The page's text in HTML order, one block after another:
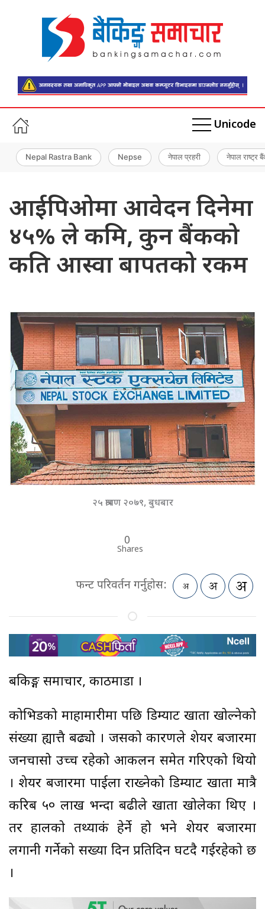
Unicode
Nepal Rastra Bank Nepse नेपाल प्रहरी नेपाल राष्ट्र
आईपिओमा आवेदन दिनेमा
४५% ले कमि, कुन बैंकको
कति आस्वा बापतको रकम
२५ श्रावण २०७९, बुधबार
0
Shares
फन्ट परिवर्तन गर्नुहोस:
बैंकिङ्ग समाचार, काठमाडौं ।
कोभिडको माहामारीमा पछि डिम्याट खाता खोल्नेको
संख्या ह्यात्तै बढ्यो । जसको कारणले शेयर बजारमा
जनचासो उच्च रहेको आकलन समेत गरिएको थियो
। शेयर बजारमा पाईला राख्नेको डिम्याट खाता मात्रै
करिब ५० लाख भन्दा बढीले खाता खोलेका थिए ।
तर हालको तथ्याकं हेर्ने हो भने शेयर बजारमा
लगानी गर्नेको सख्या दिन प्रतिदिन घटदै गईरहेको छ
।